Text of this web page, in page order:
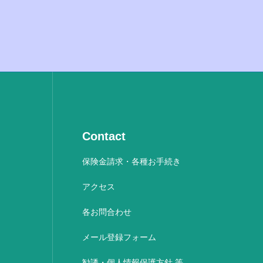
Contact
保険金請求・各種お手続き
アクセス
各お問合わせ
メール登録フォーム